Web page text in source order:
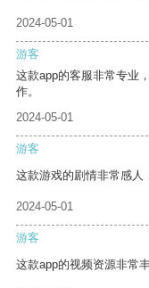
2024-05-01
游客
这款app的客服非常专业
作。
2024-05-01
游客
这款游戏的剧情非常感人
2024-05-01
游客
这款app的视频资源非常